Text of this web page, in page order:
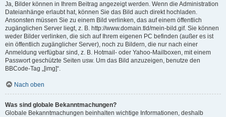
Ja, Bilder können in Ihrem Beitrag angezeigt werden. Wenn die Administration
Dateianhänge erlaubt hat, können Sie das Bild auch direkt hochladen.
Ansonsten müssen Sie zu einem Bild verlinken, das auf einem öffentlich
zugänglichen Server liegt, z. B. http://www.domain.tld/mein-bild.gif. Sie können
weder Bilder verlinken, die sich auf Ihrem eigenen PC befinden (außer es ist
ein öffentlich zugänglicher Server), noch zu Bildern, die nur nach einer
Anmeldung verfügbar sind, z. B. Hotmail- oder Yahoo-Mailboxen, mit einem
Passwort geschützte Seiten usw. Um das Bild anzuzeigen, benutze den
BBCode-Tag „[img]“.
Nach oben
Was sind globale Bekanntmachungen?
Globale Bekanntmachungen beinhalten wichtige Informationen, deshalb